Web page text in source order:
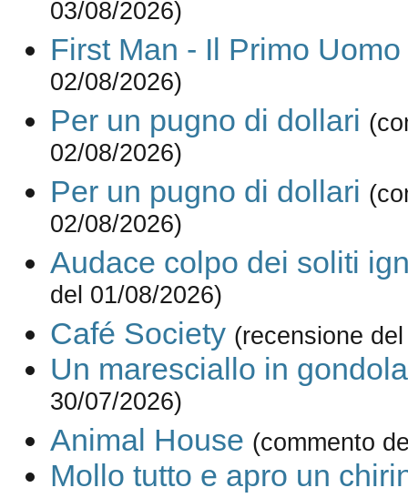
03/08/2026)
First Man - Il Primo Uomo
02/08/2026)
Per un pugno di dollari
02/08/2026)
Per un pugno di dollari
02/08/2026)
Audace colpo dei soliti
del 01/08/2026)
Café Society (recensione
Un maresciallo in gondola
30/07/2026)
Animal House (commento
Mollo tutto e apro un